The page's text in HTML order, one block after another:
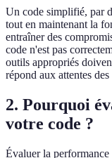
Un code simplifié, par
tout en maintenant la
entraîner des
code n'est pas
outils appropriés
répond aux attentes
2. Pourquoi
votre code ?
Évaluer la